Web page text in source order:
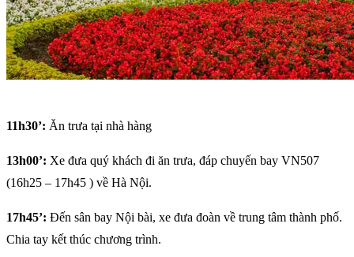
11h30’: Ăn trưa tại nhà hàng
13h00’: Xe đưa quý khách đi ăn trưa, đáp chuyến bay VN507
(16h25 – 17h45 ) về Hà Nội.
17h45’: Đến sân bay Nội bài, xe đưa đoàn về trung tâm thành phố.
Chia tay kết thúc chương trình.